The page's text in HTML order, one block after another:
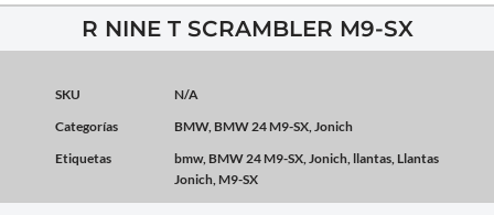
R NINE T SCRAMBLER M9-SX
SKU
N/A
Categorías
BMW, BMW 24 M9-SX Jonich
Etiquetas
bmw, BMW 24 M9-SX Jonich llantas Llantas
Jonich M9-SX